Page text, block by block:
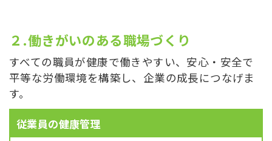
２.働きがいのある職場づくり
すべての職員が健康で働きやすい、安心・安全で
平等な労働環境を構築し、企業の成長につなげま
す。
従業員の健康管理